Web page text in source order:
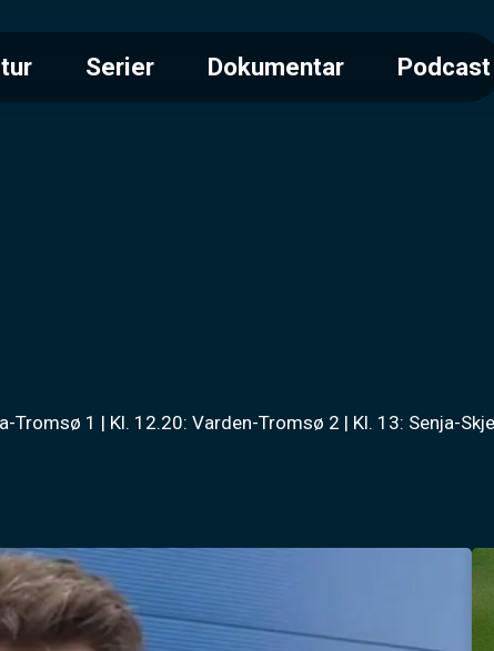
Serier Dokumentar Podcast
1 | Kl. 12.20: Varden-Tromsø 2 | Kl. 13: Senja-